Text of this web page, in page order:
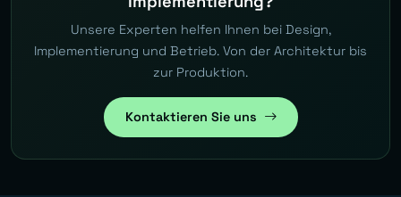
Unsere Experten helfen Ihnen bei Design,
Implementierung und Betrieb. Von der Architektur bis
zur Produktion.
Kontaktieren Sie uns